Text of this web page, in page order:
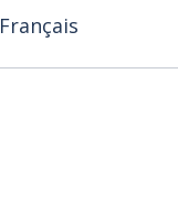
Français